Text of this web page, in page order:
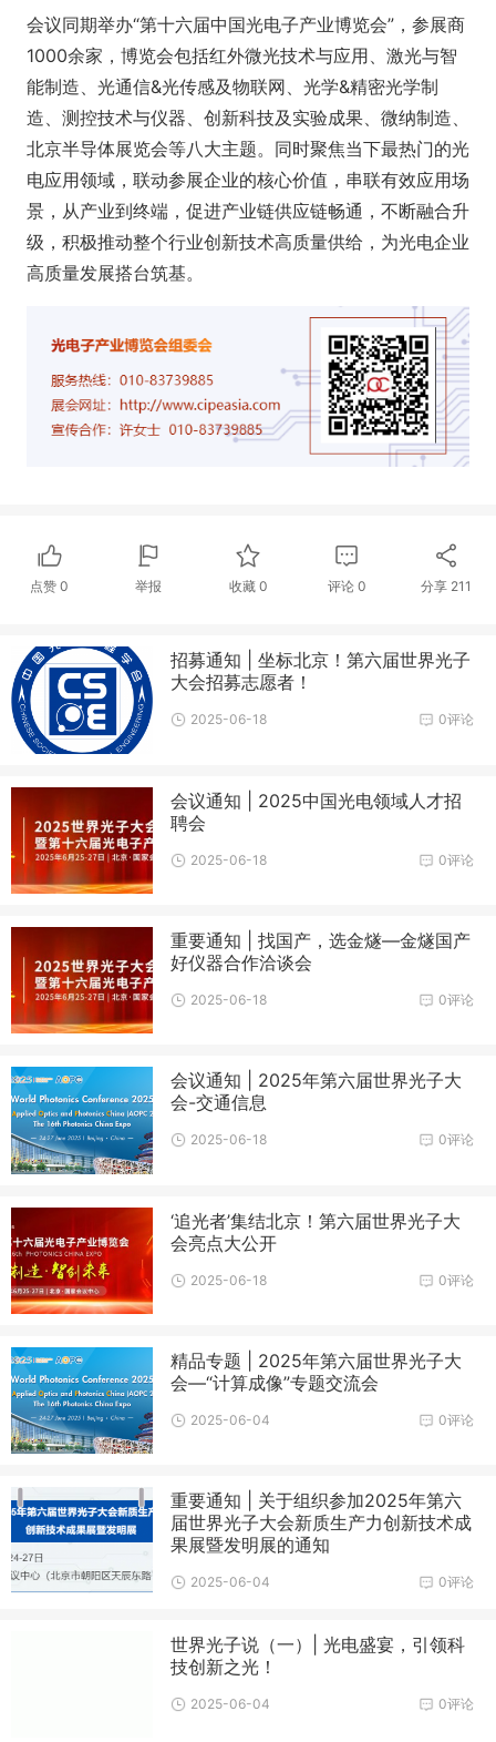
会议同期举办“第十六届中国光电子产业博览会”，参展商
1000余家，博览会包括红外微光技术与应用、激光与智
能制造、光通信&光传感及物联网、光学&精密光学制
造、测控技术与仪器、创新科技及实验成果、微纳制造、
北京半导体展览会等八大主题。同时聚焦当下最热门的光
电应用领域，联动参展企业的核心价值，串联有效应用场
景，从产业到终端，促进产业链供应链畅通，不断融合升
级，积极推动整个行业创新技术高质量供给，为光电企业
高质量发展搭台筑基。
点赞0 举报 收藏 0 评论0 分享 211
招募通知 | 坐标北京！第六届世界光子
大会招募志愿者！
0评论
2025-06-18
会议通知 | 2025中国光电领域人才招
聘会
0评论
2025-06-18
重要通知 | 找国产，选金燧—金燧国产
好仪器合作洽谈会
0评论
2025-06-18
会议通知 | 2025年第六届世界光子大
会-交通信息
0评论
2025-06-18
​‘追光者’集结北京！第六届世界光子大
会亮点大公开
0评论
2025-06-18
精品专题 | 2025年第六届世界光子大
会—“计算成像”专题交流会
0评论
2025-06-04
重要通知 | ​关于组织参加2025年第六
届世界光子大会新质生产力创新技术成
果展暨发明展的通知
0评论
2025-06-04
世界光子说（一）| 光电盛宴，引领科
技创新之光！
0评论
2025-06-04